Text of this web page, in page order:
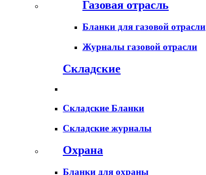
Газовая отрасль
Бланки для газовой отрасли
Журналы газовой отрасли
Складские
Складские Бланки
Складские журналы
Охрана
Бланки для охраны